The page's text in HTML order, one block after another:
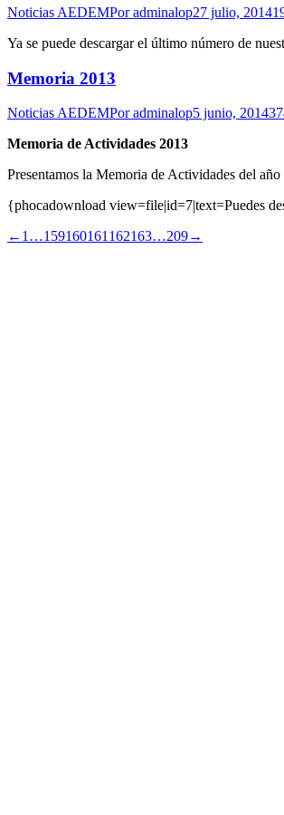
Noticias AEDEMPoradminalop27 julio, 2014
Ya se puede descargar el último número de
Memoria 2013
Noticias AEDEMPoradminalop5 junio, 2014
Memoria de Actividades 2013
Presentamos la Memoria de Actividades del
{phocadownload view=file|id=7|text=Puedes
← 1 …159160161 162163…209→